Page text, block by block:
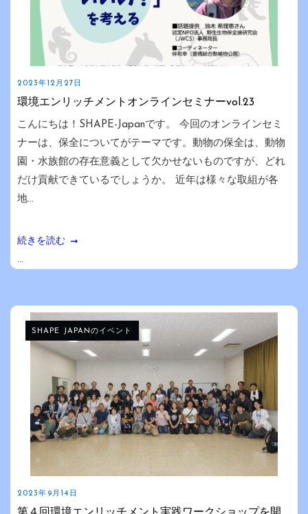
2023年12月27日
環境エンリッチメントオンラインセミナーvol.23
こんにちは！SHAPE-Japanです。 今回のオンラインセミ
ナーは、保全についてがテーマです。動物の保全は、動物
園・水族館の存在意義として欠かせないものですが、どれ
だけ貢献できているでしょうか。 近年は様々な取組が各
地...
続きを読む
...
SHAPE JAPANのイベント
2023年9月14日